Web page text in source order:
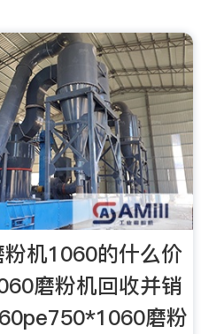
机1060的什么价
磨粉机回收并销
磨粉